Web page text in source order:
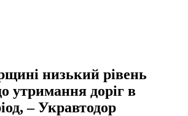
низький рівень
утримання доріг в
– Укравтодор